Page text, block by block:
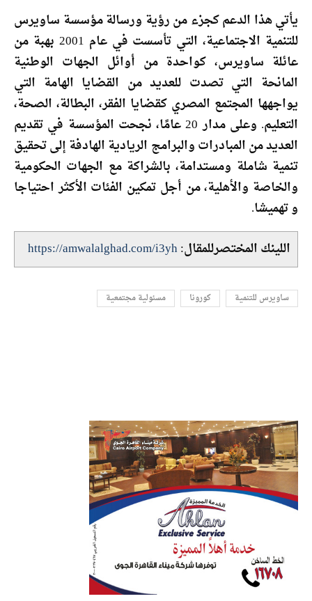
يأتي هذا الدعم كجزء من رؤية ورسالة مؤسسة ساويرس
للتنمية الاجتماعية، التي تأسست في عام 2001 بهبة من
عائلة ساويرس، كواحدة من أوائل الجهات الوطنية
المانحة التي تصدت للعديد من القضايا الهامة التي
يواجهها المجتمع المصري كقضايا الفقر، البطالة، الصحة،
التعليم. وعلى مدار 20 عامًا، نجحت المؤسسة في تقديم
العديد من المبادرات والبرامج الريادية الهادفة إلى تحقيق
تنمية شاملة ومستدامة، بالشراكة مع الجهات الحكومية
والخاصة والأهلية، من أجل تمكين الفئات الأكثر احتياجا
و تهميشا.
اللينك المختصرللمقال:https://amwalalghad.com/i3yh
ساويرس للتنمية كورونا مسئولية مجتمعية